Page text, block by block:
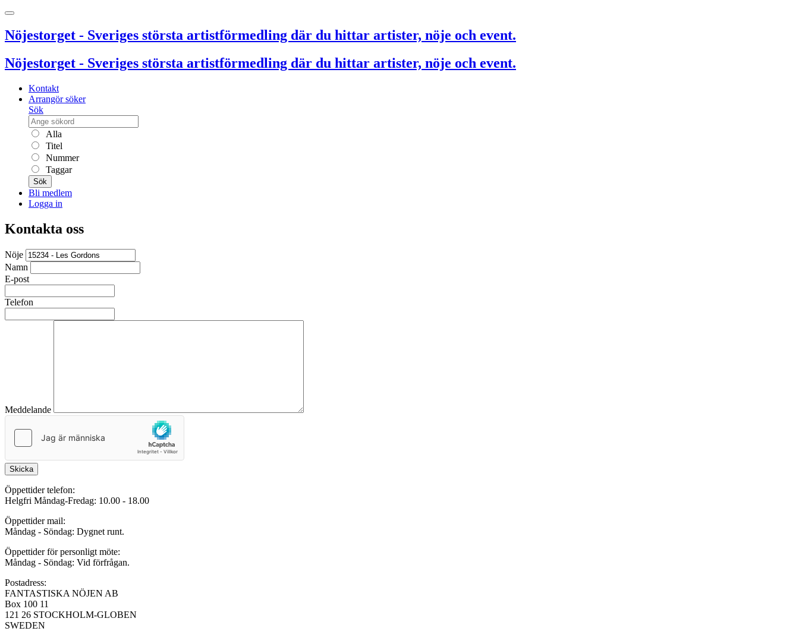
Nöjestorget - Sveriges största artistförmedling där du hittar artister, nöje och event.
Nöjestorget - Sveriges största artistförmedling där du hittar artister, nöje och event.
Kontakt
Arrangör söker
Sök
Alla
Titel
Nummer
Taggar
Sök
Bli medlem
Logga in
Kontakta oss
Nöje
Namn
E-post
Telefon
Meddelande
Skicka
Öppettider telefon:
Helgfri Måndag-Fredag: 10.00 - 18.00
Öppettider mail:
Måndag - Söndag: Dygnet runt.
Öppettider för personligt möte:
Måndag - Söndag: Vid förfrågan.
Postadress:
FANTASTISKA NÖJEN AB
Box 100 11
121 26 STOCKHOLM-GLOBEN
SWEDEN